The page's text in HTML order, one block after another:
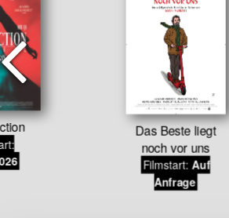
Das Beste liegt
noch vor uns
Filmstart: Auf
Anfrage